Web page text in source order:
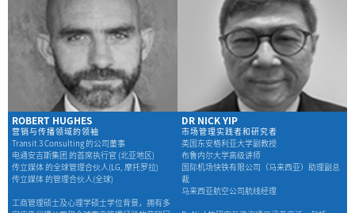
ROBERT HUGHES
营销与传播领域的领袖
Transit 3 Consulting 的公司董事
电通安吉斯集团 的首席执行官 (北亚地区)
传立媒体 的全球管理合伙人(LG, 摩托罗拉)
传立媒体 的管理合伙人(全球)
工商管理硕士及心理学硕士学位背景，拥有多
DR NICK YIP
市场管理实践者和研究者
英国东安格利亚大学副教授
布鲁内尔大学高级讲师
国际机场快铁有限公司（马来西亚）助理副总
裁
马来西亚航空公司航线经理